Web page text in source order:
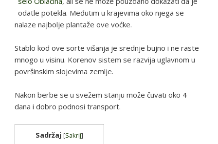
odatle potekla. Međutim u krajevima oko njega se
nalaze najbolje plantaže ove voćke.
Stablo kod ove sorte višanja je srednje bujno i ne raste
mnogo u visinu. Korenov sistem se razvija uglavnom u
površinskim slojevima zemlje.
Nakon berbe se u svežem stanju može čuvati oko 4
dana i dobro podnosi transport.
Sadržaj [Sakrij]